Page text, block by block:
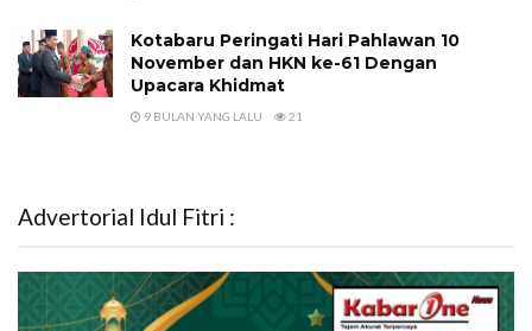
Kotabaru Peringati Hari Pahlawan 10
November dan HKN ke-61 Dengan
Upacara Khidmat
9 BULAN YANG LALU 21
Advertorial Idul Fitri :